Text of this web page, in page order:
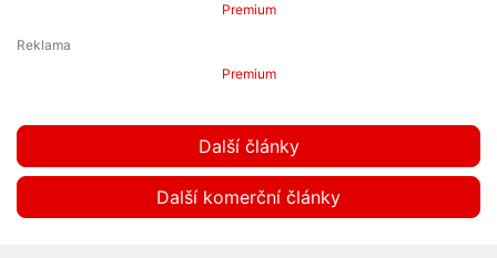
Premium
Premium
Další články
Další komerční články